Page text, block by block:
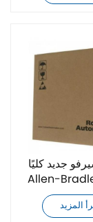
جديد كليًا
Allen-
A540K-
المزيد